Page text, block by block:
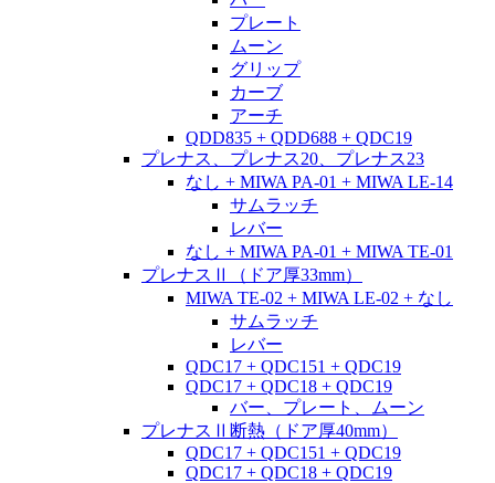
プレート
ムーン
グリップ
カーブ
アーチ
QDD835 + QDD688 + QDC19
プレナス、プレナス20、プレナス23
なし + MIWA PA-01 + MIWA LE-14
サムラッチ
レバー
なし + MIWA PA-01 + MIWA TE-01
プレナスⅡ（ドア厚33mm）
MIWA TE-02 + MIWA LE-02 + なし
サムラッチ
レバー
QDC17 + QDC151 + QDC19
QDC17 + QDC18 + QDC19
バー、プレート、ムーン
プレナスⅡ断熱（ドア厚40mm）
QDC17 + QDC151 + QDC19
QDC17 + QDC18 + QDC19